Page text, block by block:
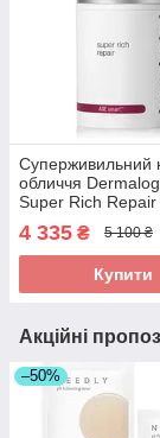
Суперживильний
обличчя
Super Rich
4 335 ₴ 5 100 ₴
Купити
Акційні
–50%